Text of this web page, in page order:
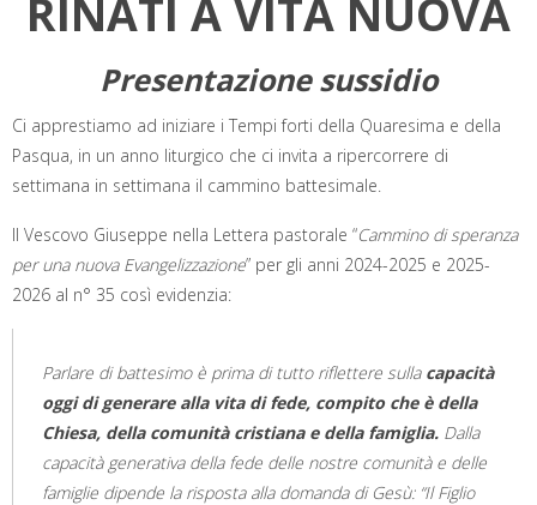
c
e
o
o
t
e
r
n
t
r
e
t
n
k
d
I
a
t
A
p
l
e
a
RINATI A VITA NUOVA
Presentazione sussidio
Ci apprestiamo ad iniziare i Tempi forti della Quaresima e della
Pasqua, in un anno liturgico che ci invita a ripercorrere di
settimana in settimana il cammino battesimale.
Il Vescovo Giuseppe nella Lettera pastorale “Cammino di speranza
per una nuova Evangelizzazione” per gli anni 2024-2025 e 2025-
2026 al n° 35 così evidenzia:
Parlare di battesimo è prima di tutto riflettere sulla capacità
oggi di generare alla vita di fede, compito che è della
Chiesa, della comunità cristiana e della famiglia. Dalla
capacità generativa della fede delle nostre comunità e delle
famiglie dipende la risposta alla domanda di Gesù: “Il Figlio